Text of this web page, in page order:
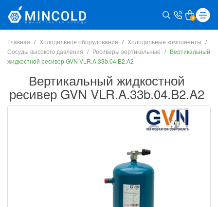
0
Главная Холодильное оборудование
Холодильные компоненты
Сосуды высокого давления
Ресиверы вертикальные
Вертикальный
жидкостной ресивер GVN VLR.A.33b.04.B2.A2
Вертикальный жидкостной
ресивер GVN VLR.A.33b.04.B2.A2